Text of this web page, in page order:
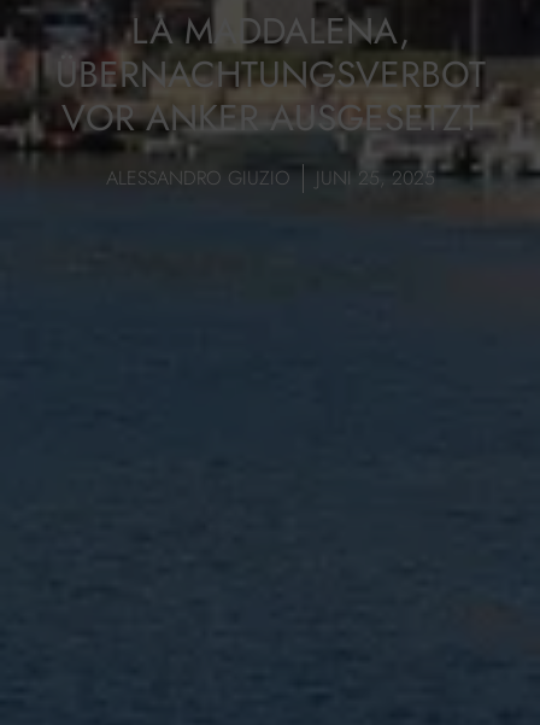
LA MADDALENA,
ÜBERNACHTUNGSVERBOT
VOR ANKER AUSGESETZT
ALESSANDRO GIUZIO JUNI 25, 2025